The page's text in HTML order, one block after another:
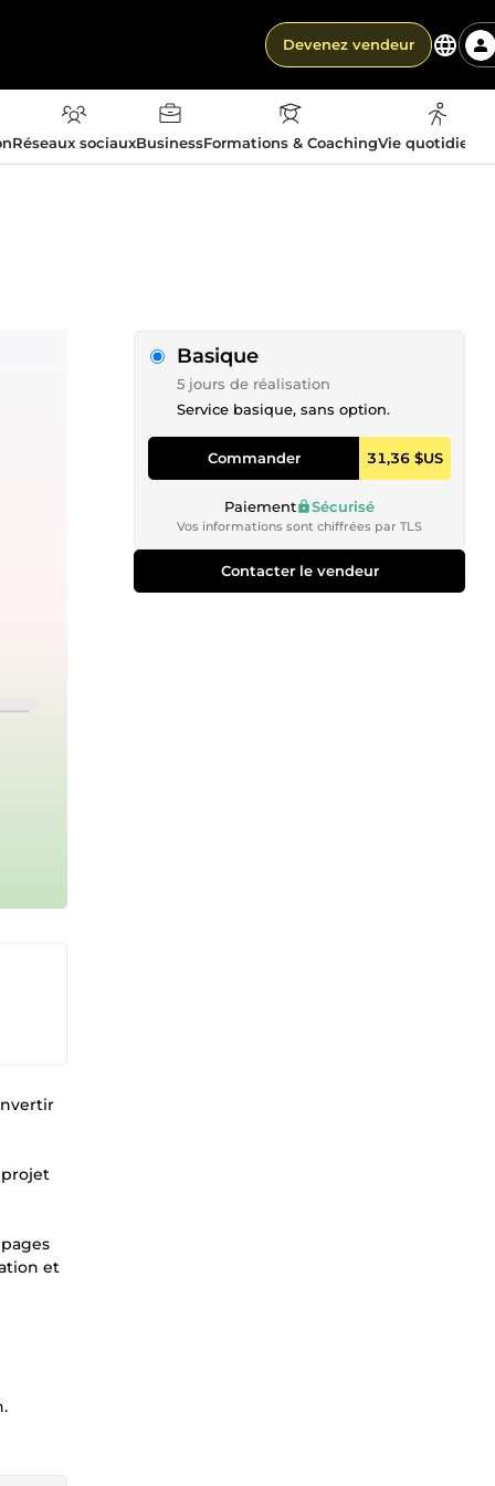
Devenez vendeur
Réseaux sociauxBusinessFormations & CoachingVie
et
Basique
5 jours de réalisation
Service basique, sans option.
Commander 31,36 $US
Paiement Sécurisé
Vos informations sont chiffrées par TLS
Contacter le vendeur